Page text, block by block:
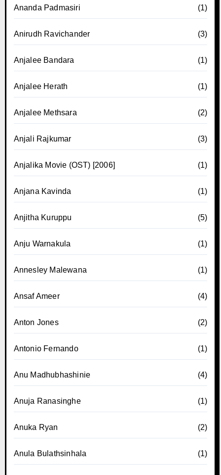
Ananda Padmasiri (1)
Anirudh Ravichander (3)
Anjalee Bandara (1)
Anjalee Herath (1)
Anjalee Methsara (2)
Anjali Rajkumar (3)
Anjalika Movie (OST) [2006] (1)
Anjana Kavinda (1)
Anjitha Kuruppu (5)
Anju Warnakula (1)
Annesley Malewana (1)
Ansaf Ameer (4)
Anton Jones (2)
Antonio Fernando (1)
Anu Madhubhashinie (4)
Anuja Ranasinghe (1)
Anuka Ryan (2)
Anula Bulathsinhala (1)